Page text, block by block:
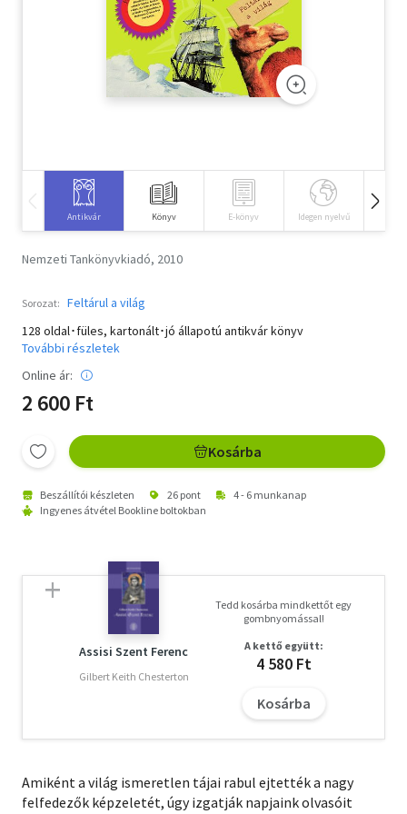
Szótár, nyelvkönyv
Tankönyv, segédkönyv
Történelem
Vallás
Antikvár Könyv E-könyv Idegen nyelvű
Nemzeti Tankönyvkiadó, 2010
Sorozat: Feltárul a világ
128 oldal･füles, kartonált･jó állapotú antikvár könyv
További részletek
Online ár:
2 600 Ft
Kosárba
Beszállítói készleten 26 pont
4 - 6 munkanap
Ingyenes átvétel Bookline boltokban
Assisi Szent Ferenc
Gilbert Keith Chesterton
Tedd kosárba mindkettőt egy
gombnyomással!
A kettő együtt:
4 580 Ft
Kosárba
Amiként a világ ismeretlen tájai rabul ejtették a nagy
felfedezők képzeletét, úgy izgatják napjaink olvasóit